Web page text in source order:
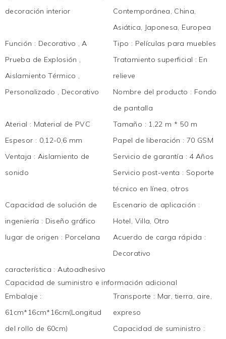
decoración interior
Contemporánea, China,
Asiática, Japonesa, Europea
Función : Decorativo , A
Prueba de Explosión ,
Aislamiento Térmico ,
Personalizado , Decorativo
Tipo : Películas para muebles
Tratamiento superficial : En
relieve
Nombre del producto : Fondo
de pantalla
Aterial : Material de PVC Tamaño : 1,22 m * 50 m
Espesor : 0,12-0,6 mm Papel de liberación : 70 GSM
Ventaja : Aislamiento de
sonido
Servicio de garantía : 4 Años
Servicio post-venta : Soporte
técnico en línea, otros
Capacidad de solución de
ingeniería : Diseño gráfico
Escenario de aplicación :
Hotel, Villa, Otro
lugar de origen : Porcelana Acuerdo de carga rápida :
Decorativo
característica :Autoadhesivo
Capacidad de suministro e información adicional
Embalaje :
61cm*16cm*16cm(Longitud
del rollo de 60cm)
Transporte : Mar, tierra, aire,
expreso
Capacidad de suministro :